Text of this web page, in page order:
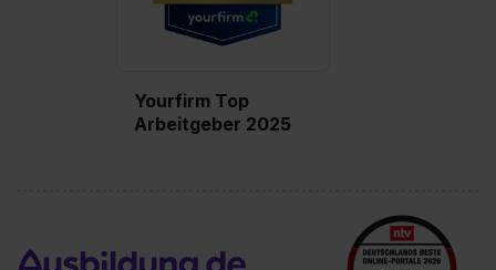
Yourfirm Top
Arbeitgeber 2025